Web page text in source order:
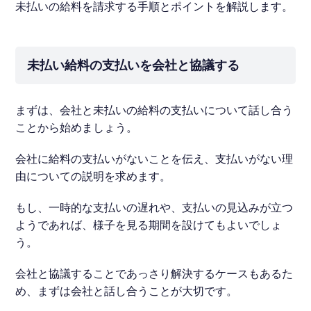
未払いの給料を請求する手順とポイントを解説します。
未払い給料の支払いを会社と協議する
まずは、会社と未払いの給料の支払いについて話し合う
ことから始めましょう。
会社に給料の支払いがないことを伝え、支払いがない理
由についての説明を求めます。
もし、一時的な支払いの遅れや、支払いの見込みが立つ
ようであれば、様子を見る期間を設けてもよいでしょ
う。
会社と協議することであっさり解決するケースもあるた
め、まずは会社と話し合うことが大切です。